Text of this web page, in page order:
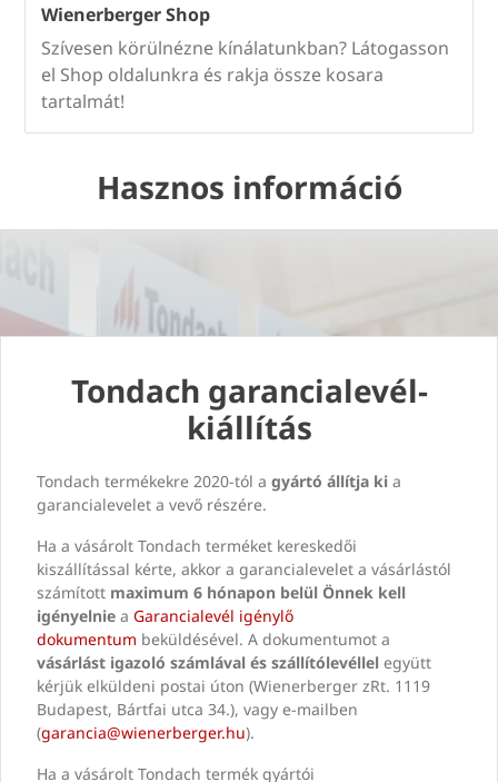
Wienerberger Shop
Szívesen körülnézne kínálatunkban? Látogasson
el Shop oldalunkra és rakja össze kosara
tartalmát!
Hasznos információ
Tondach garancialevél-
kiállítás
Tondach termékekre 2020-tól a gyártó állítja ki a
garancialevelet a vevő részére.
Ha a vásárolt Tondach terméket kereskedői
kiszállítással kérte, akkor a garancialevelet a vásárlástól
számított maximum 6 hónapon belül Önnek kell
igényelnie a Garancialevél igénylő
dokumentum beküldésével. A dokumentumot a
vásárlást igazoló számlával és szállítólevéllel együtt
kérjük elküldeni postai úton (Wienerberger zRt. 1119
Budapest, Bártfai utca 34.), vagy e-mailben
(garancia@wienerberger.hu).
Ha a vásárolt Tondach termék gyártói